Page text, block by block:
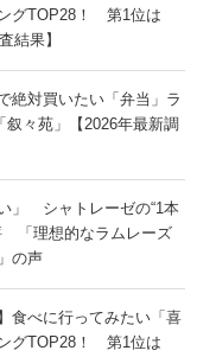
グTOP28！ 第1位は
結果】
絶対買いたい「弁当」ラ
々苑」【2026年最新調
」 シャトレーゼの“1本
「理想的なラムレーズ
の声
食べに行ってみたい「喜
グTOP28！ 第1位は